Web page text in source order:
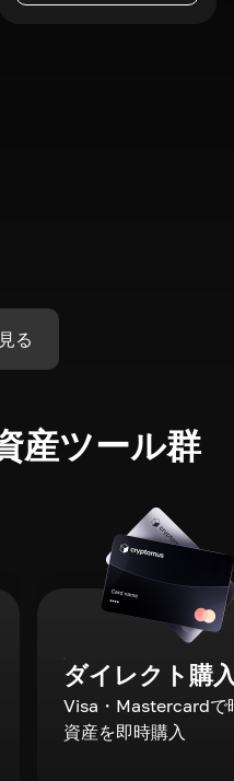
る
産ツール群
ダイレクト購
Visa・Mastercardで
資産を即時購入